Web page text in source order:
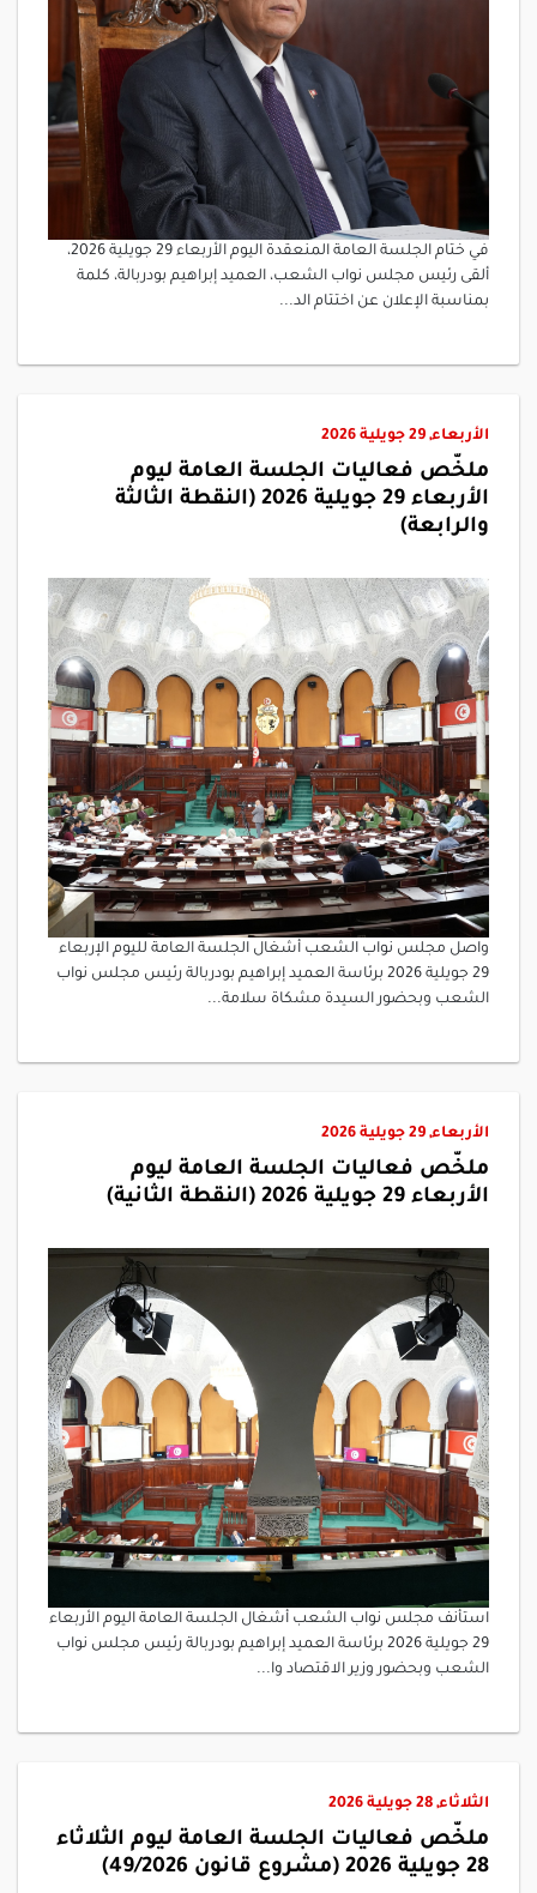
في ختام الجلسة العامة المنعقدة اليوم الأربعاء 29 جويلية 2026،
ألقى رئيس مجلس نواب الشعب، العميد إبراهيم بودربالة، كلمة
بمناسبة الإعلان عن اختتام الد...
الأربعاء, 29 جويلية 2026
ملخّص فعاليات الجلسة العامة ليوم
الأربعاء 29 جويلية 2026 (النقطة الثالثة
والرابعة)
واصل مجلس نواب الشعب أشغال الجلسة العامة لليوم الإربعاء
29 جويلية 2026 برئاسة العميد إبراهيم بودربالة رئيس مجلس نواب
الشعب وبحضور السيدة مشكاة سلامة...
الأربعاء, 29 جويلية 2026
ملخّص فعاليات الجلسة العامة ليوم
الأربعاء 29 جويلية 2026 (النقطة الثانية)
استأنف مجلس نواب الشعب أشغال الجلسة العامة اليوم الأربعاء
29 جويلية 2026 برئاسة العميد إبراهيم بودربالة رئيس مجلس نواب
الشعب وبحضور وزير الاقتصاد وا...
الثلاثاء, 28 جويلية 2026
ملخّص فعاليات الجلسة العامة ليوم الثلاثاء
28 جويلية 2026 (مشروع قانون 49/2026)